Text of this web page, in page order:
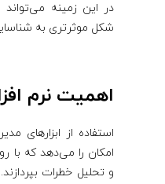
در این زمینه
شکل موثرتری به
اهمیت نرم
استفاده از ابزارهای
امکان را می‌دهد که با
و تحلیل خطرات